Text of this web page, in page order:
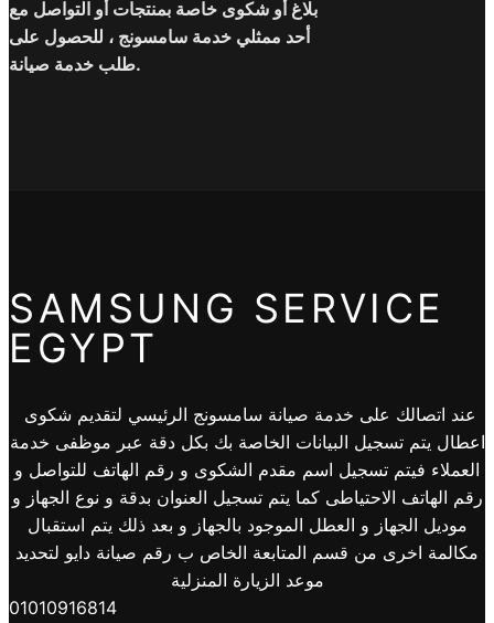
بلاغ أو شكوى خاصة بمنتجات أو التواصل مع
أحد ممثلي خدمة سامسونج ، للحصول على
طلب خدمة صيانة.
SAMSUNG SERVICE
EGYPT
اعطال يتم تسجيل البيانات الخاصة بك بكل دقة عبر موظفى خدمة
العملاء فيتم تسجيل اسم مقدم الشكوى و رقم الهاتف للتواصل و
رقم الهاتف الاحتياطى كما يتم تسجيل العنوان بدقة و نوع الجهاز و
موديل الجهاز و العطل الموجود بالجهاز و بعد ذلك يتم استقبال
مكالمة اخرى من قسم المتابعة الخاص ب رقم صيانة دايو لتحديد
موعد الزيارة المنزلية
01010916814